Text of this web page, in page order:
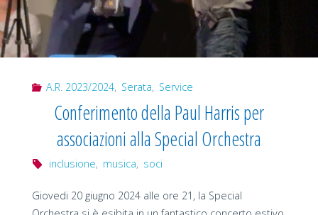
A.R. 2023/2024, Serata, Service
Conferimento della Paul Harris per
associazioni alla Special Orchestra
inclusione, musica, soci
Giovedi 20 giugno 2024 alle ore 21, la Special